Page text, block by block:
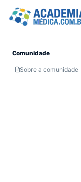
Comunidade
Sobre a comunidade